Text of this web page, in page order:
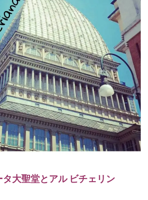
タ大聖堂とアル ビチェリン